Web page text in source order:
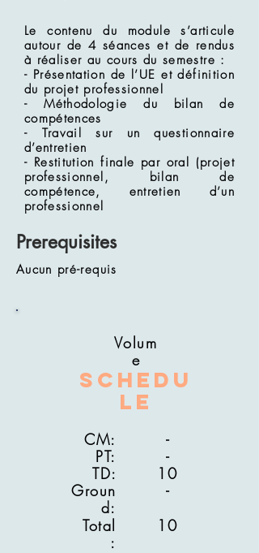
Le contenu du module s’articule
autour de 4 séances et de rendus
à réaliser au cours du semestre :
- Présentation de l’UE et définition
du projet professionnel
- Méthodologie du bilan de
compétences
- Travail sur un questionnaire
d’entretien
- Restitution finale par oral (projet
professionnel, bilan de
compétence, entretien d’un
professionnel
Prerequisites
Aucun pré-requis
Volum
e
Schedu
le
CM:
PT:
TD:
Groun
d:
Total
:
-
-
10
-
10